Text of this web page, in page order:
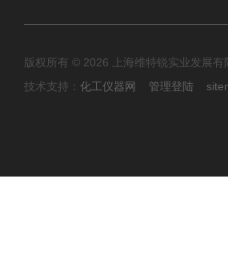
版权所有 © 2026 上海维特锐实业发展
技术支持： 化工仪器网 管理登陆